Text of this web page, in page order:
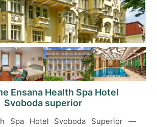
Ensana Health Spa Hotel
Svoboda superior
Spa Hotel Svoboda Superior —